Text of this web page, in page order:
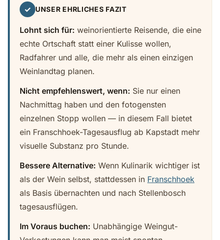
✓ UNSER EHRLICHES FAZIT
Lohnt sich für: weinorientierte Reisende, die eine
echte Ortschaft statt einer Kulisse wollen,
Radfahrer und alle, die mehr als einen einzigen
Weinlandtag planen.
Nicht empfehlenswert, wenn: Sie nur einen
Nachmittag haben und den fotogensten
einzelnen Stopp wollen — in diesem Fall bietet
ein Franschhoek-Tagesausflug ab Kapstadt mehr
visuelle Substanz pro Stunde.
Bessere Alternative: Wenn Kulinarik wichtiger ist
als der Wein selbst, stattdessen in Franschhoek
als Basis übernachten und nach Stellenbosch
tagesausflügen.
Im Voraus buchen: Unabhängige Weingut-